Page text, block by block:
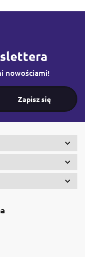
nowościami!